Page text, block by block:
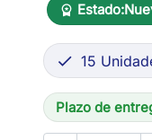
workspace_premium Estado:
 15
Plazo de